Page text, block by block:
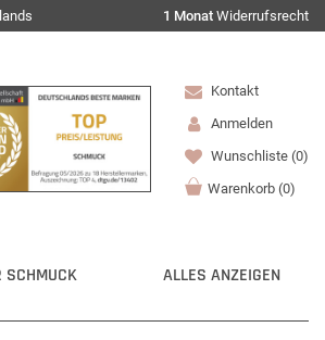
1 Monat Widerrufsrecht
Kontakt
Anmelden
Wunschliste (0)
Warenkorb (0)
SCHMUCK ALLES ANZEIGEN